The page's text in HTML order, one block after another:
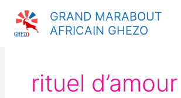
contenu
GRAND MARABOUT
AFRICAIN GHEZO
rituel d’amour